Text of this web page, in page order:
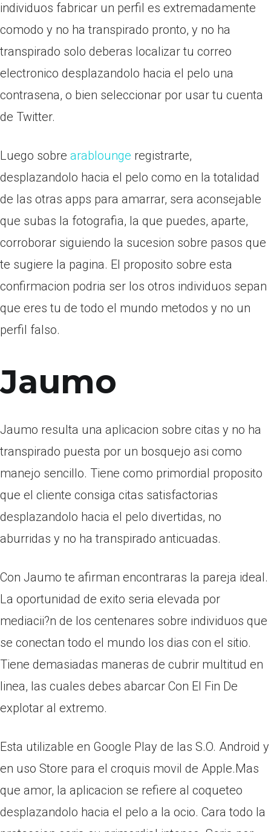
individuos fabricar un perfil es extremadamente
comodo y no ha transpirado pronto, y no ha
transpirado solo deberas localizar tu correo
electronico desplazandolo hacia el pelo una
contrasena, o bien seleccionar por usar tu cuenta
de Twitter.
Luego sobre arablounge registrarte,
desplazandolo hacia el pelo como en la totalidad
de las otras apps para amarrar, sera aconsejable
que subas la fotografia, la que puedes, aparte,
corroborar siguiendo la sucesion sobre pasos que
te sugiere la pagina. El proposito sobre esta
confirmacion podri­a ser los otros individuos sepan
que eres tu de todo el mundo metodos y no un
perfil falso.
Jaumo
Jaumo resulta una aplicacion sobre citas y no ha
transpirado puesta por un bosquejo asi­ como
manejo sencillo. Tiene como primordial proposito
que el cliente consiga citas satisfactorias
desplazandolo hacia el pelo divertidas, no
aburridas y no ha transpirado anticuadas.
Con Jaumo te afirman encontraras la pareja ideal.
La oportunidad de exito seri­a elevada por
mediacii?n de los centenares sobre individuos que
se conectan todo el mundo los dias con el sitio.
Tiene demasiadas maneras de cubrir multitud en
linea, las cuales debes abarcar Con El Fin De
explotar al extremo.
Esta utilizable en Google Play de las S.O. Android y
en uso Store para el croquis movil de Apple.Mas
que amor, la aplicacion se refiere al coqueteo
desplazandolo hacia el pelo a la ocio. Cara todo la